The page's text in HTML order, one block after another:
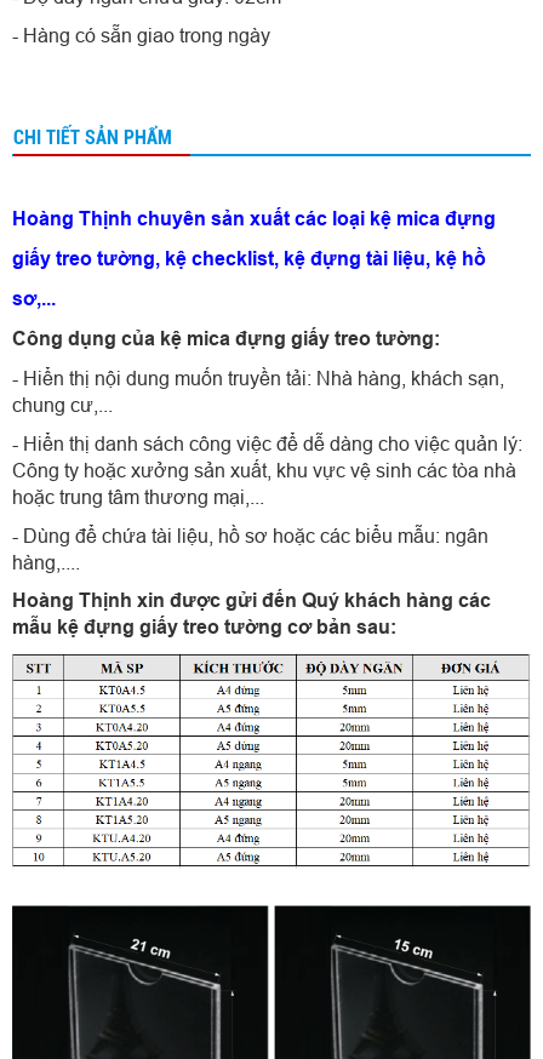
- Hàng có sẵn giao trong ngày
CHI TIẾT SẢN PHẨM
Hoàng Thịnh chuyên sản xuất các loại kệ mica đựng
giấy treo tường, kệ checklist, kệ đựng tài liệu, kệ hồ
sơ,...
Công dụng của kệ mica đựng giấy treo tường:
- Hiển thị nội dung muốn truyền tải: Nhà hàng, khách sạn,
chung cư,...
- Hiển thị danh sách công việc để dễ dàng cho việc quản lý:
Công ty hoặc xưởng sản xuất, khu vực vệ sinh các tòa nhà
hoặc trung tâm thương mại,...
- Dùng để chứa tài liệu, hồ sơ hoặc các biểu mẫu: ngân
hàng,....
Hoàng Thịnh xin được gửi đến Quý khách hàng các
mẫu kệ đựng giấy treo tường cơ bản sau: